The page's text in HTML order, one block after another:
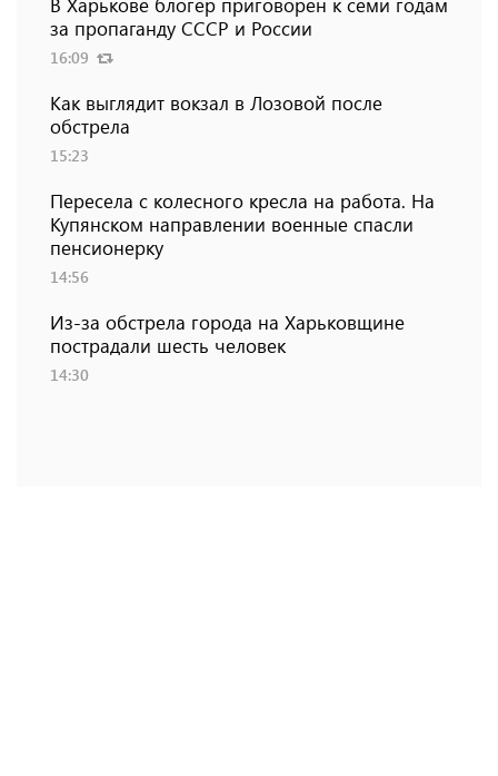
за пропаганду СССР и России
16:09
Как выглядит вокзал в Лозовой после
обстрела
15:23
Пересела с колесного кресла на работа. На
Купянском направлении военные спасли
пенсионерку
14:56
Из-за обстрела города на Харьковщине
пострадали шесть человек
14:30